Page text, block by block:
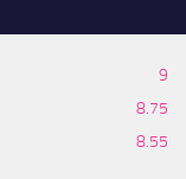
9
8.75
8.55